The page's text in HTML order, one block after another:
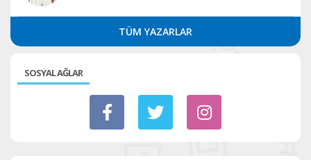
TÜM YAZARLAR
SOSYAL AĞLAR